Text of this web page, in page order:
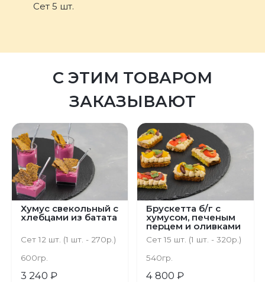
Сет 5 шт.
С ЭТИМ ТОВАРОМ
ЗАКАЗЫВАЮТ
Хумус свекольный с
хлебцами из батата
Сет 12 шт. (1 шт. - 270р.)
600гр.
3 240 ₽
Брускетта б/г с
хумусом, печеным
перцем и оливками
Сет 15 шт. (1 шт. - 320р.)
540гр.
4 800 ₽